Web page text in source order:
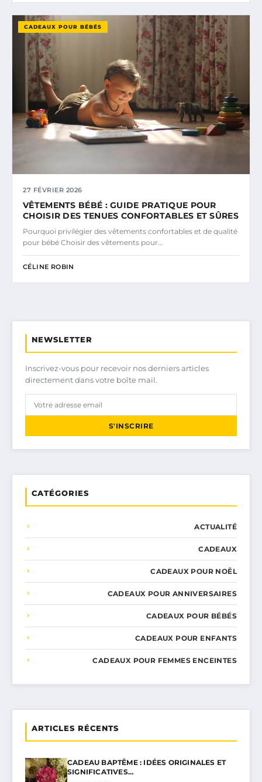
CADEAUX POUR BÉBÉS
27 FÉVRIER 2026
VÊTEMENTS BÉBÉ : GUIDE PRATIQUE POUR
CHOISIR DES TENUES CONFORTABLES ET SÛRES
Pourquoi privilégier des vêtements confortables et de qualité
pour bébé Choisir des vêtements pour…
CÉLINE ROBIN
NEWSLETTER
Inscrivez-vous pour recevoir nos derniers articles
directement dans votre boîte mail.
S'INSCRIRE
CATÉGORIES
ACTUALITÉ
CADEAUX
CADEAUX POUR NOËL
CADEAUX POUR ANNIVERSAIRES
CADEAUX POUR BÉBÉS
CADEAUX POUR ENFANTS
CADEAUX POUR FEMMES ENCEINTES
ARTICLES RÉCENTS
CADEAU BAPTÊME : IDÉES ORIGINALES ET
SIGNIFICATIVES…